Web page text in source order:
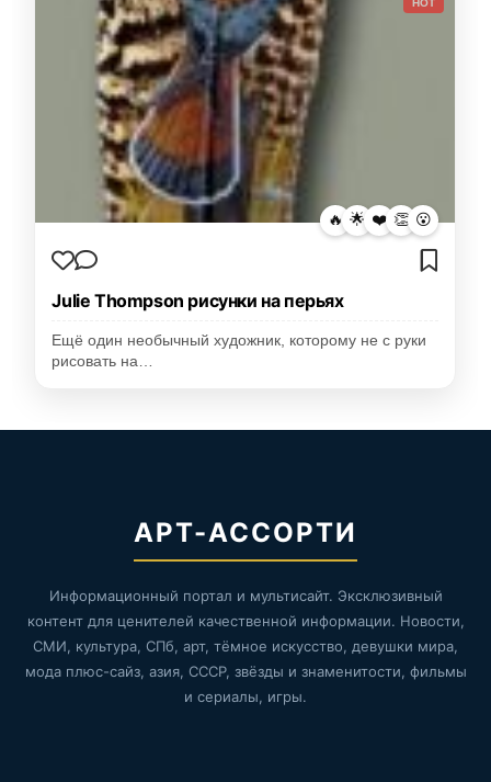
🔥 🌟 ❤️ 👏 😮
Julie Thompson рисунки на перьях
Ещё один необычный художник, которому не с руки
рисовать на…
АРТ-АССОРТИ
Информационный портал и мультисайт. Эксклюзивный
контент для ценителей качественной информации. Новости,
СМИ, культура, СПб, арт, тёмное искусство, девушки мира,
мода плюс-сайз, азия, СССР, звёзды и знаменитости, фильмы
и сериалы, игры.